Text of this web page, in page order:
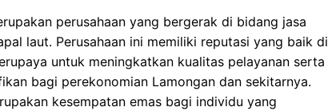
perusahaan yang bergerak di bidang jasa
laut. Perusahaan ini memiliki reputasi yang baik di
untuk meningkatkan kualitas pelayanan serta
bagi perekonomian Lamongan dan sekitarnya.
kesempatan emas bagi individu yang